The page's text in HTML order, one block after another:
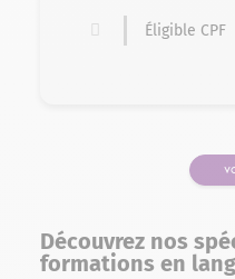
Éligible CPF
Découvrez nos
formations en